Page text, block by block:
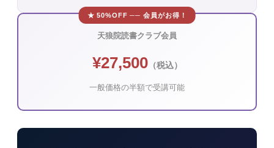
★ 50%OFF ── 会員がお得！
天狼院読書クラブ会員
¥27,500（税込）
一般価格の半額で受講可能